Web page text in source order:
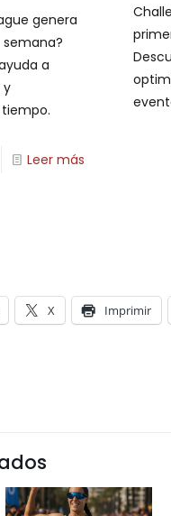
genera
a
y
Leer más
X Imprimir